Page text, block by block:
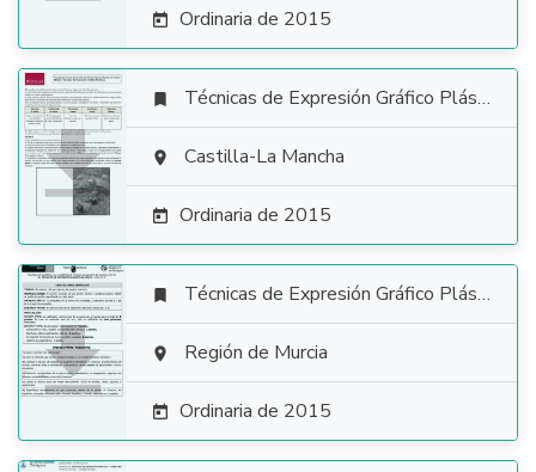
 Ordinaria de 2015

 Técnicas de Expresión Gráfico Plástica
 Castilla-La Mancha
 Ordinaria de 2015

 Técnicas de Expresión Gráfico Plástica
 Región de Murcia
 Ordinaria de 2015